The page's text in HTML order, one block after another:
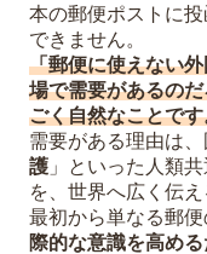
本の郵便ポストに
できません。
「郵便に使えない
場で需要があるの
ごく自然なことです
需要がある理由は、
護 」といった人類
を、世界へ広く伝
最初から単なる郵
際的な意識を高め